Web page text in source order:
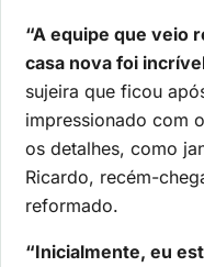
“A equipe que veio
casa nova foi
sujeira que ficou
impressionado com
os detalhes, como
Ricardo, recém-
reformado.
“Inicialmente, eu